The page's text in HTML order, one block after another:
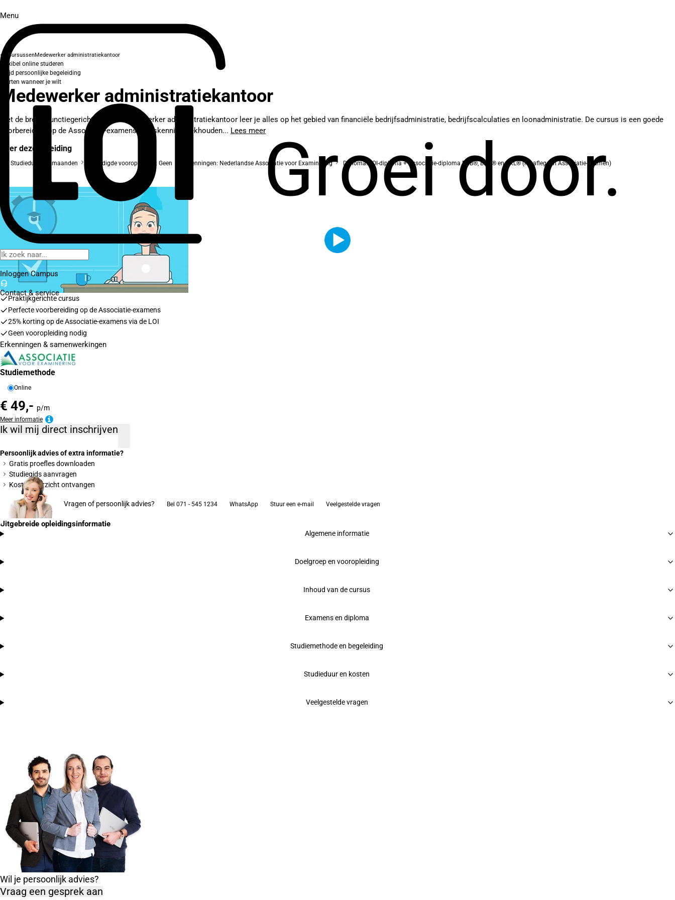
Menu
Groei door.
Inloggen Campus
Contact& service
CursussenMedewerker administratiekantoor
Flexibel online studeren
Altijd persoonlijke begeleiding
Starten wanneer je wilt
Medewerker administratiekantoor
Met de brede, functiegerichte cursus Medewerker administratiekantoor leer je alles op het gebied van financiële bedrijfsadministratie, bedrijfscalculaties en loonadministratie. De cursus is een goede
voorbereiding op de Associatie-examens Basiskennis boekhouden... Lees meer
Over deze opleiding
Studieduur: 12 maanden Benodigde vooropleiding: Geen Erkenningen: Nederlandse Associatie voor Examinering Diploma: LOI-diploma + Associatie-diploma BKB®, BKC® en BKL® (na afleggen Associatie-examen)
Praktijkgerichte cursus
Perfecte voorbereiding op de Associatie-examens
25% korting op de Associatie-examens via de LOI
Geen vooropleiding nodig
Erkenningen & samenwerkingen
Studiemethode
Online
€ 49,- p/m
Meer informatie
Ik wil mij direct inschrijven
Persoonlijk advies of extra informatie?
Gratis proefles downloaden
Studiegids aanvragen
Kostenoverzicht ontvangen
Vragen of persoonlijk advies? Bel 071 - 545 1234 WhatsApp Stuur een e-mail Veelgestelde vragen
Uitgebreide opleidingsinformatie
Algemene informatie
Doelgroep en vooropleiding
Inhoud van de cursus
Examens en diploma
Studiemethode en begeleiding
Studieduur en kosten
Veelgestelde vragen
Wil je persoonlijk advies?
Vraag een gesprek aan